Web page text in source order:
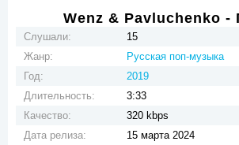
Wenz & Pavluchenko -
Слушали:
15
Жанр:
Русская поп-музыка
Год:
2019
Длительность:
3:33
Качество:
320 kbps
Дата релиза:
15 марта 2024